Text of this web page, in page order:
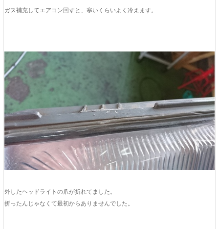
ガス補充してエアコン回すと、寒いくらいよく冷えます。
外したヘッドライトの爪が折れてました。
折ったんじゃなくて最初からありませんでした。